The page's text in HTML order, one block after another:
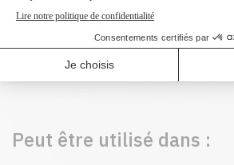
150,00 $)
Peut être utilisé dans :